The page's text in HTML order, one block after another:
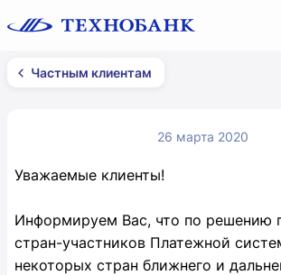
Частным клиентам
26 марта 2020
Уважаемые клиенты!
Информируем Вас, что по решению
стран-участников Платежной
некоторых стран ближнего и